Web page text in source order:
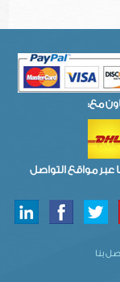
مع:
عبر مواقع التواصل
بنا